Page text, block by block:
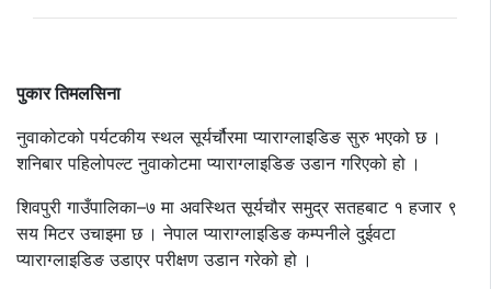
पुकार तिमलसिना
नुवाकोटको पर्यटकीय स्थल सूर्यर्चौरमा प्याराग्लाइडिङ सुरु भएको छ ।
शनिबार पहिलोपल्ट नुवाकोटमा प्याराग्लाइडिङ उडान गरिएको हो ।
शिवपुरी गाउँपालिका–७ मा अवस्थित सूर्यचौर समुद्र सतहबाट १ हजार ९
सय मिटर उचाइमा छ । नेपाल प्याराग्लाइडिङ कम्पनीले दुईवटा
प्याराग्लाइडिङ उडाएर परीक्षण उडान गरेको हो ।